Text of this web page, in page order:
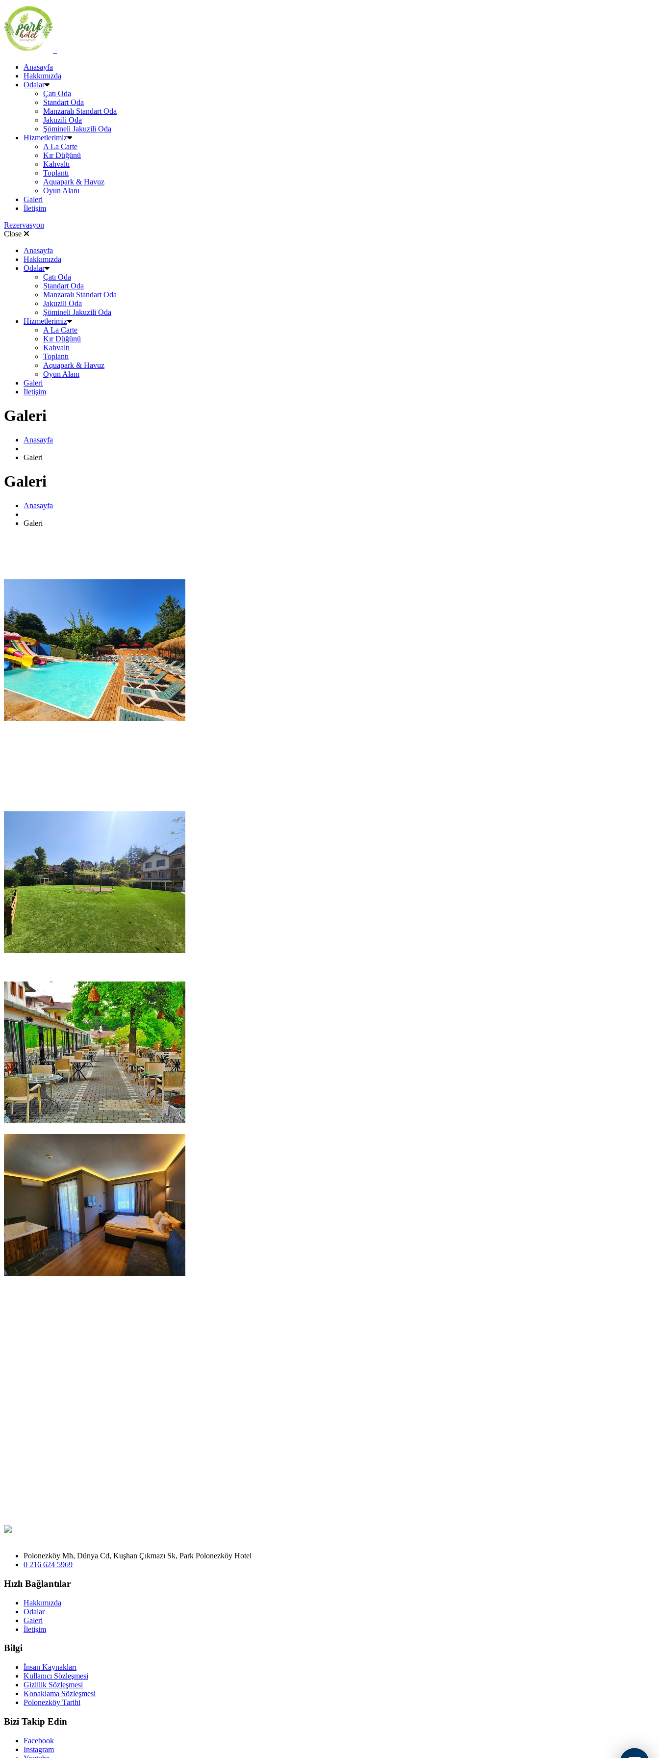
Anasayfa
Hakkımızda
Odalar
Çatı Oda
Standart Oda
Manzaralı Standart Oda
Jakuzili Oda
Şömineli Jakuzili Oda
Hizmetlerimiz
A La Carte
Kır Düğünü
Kahvaltı
Toplantı
Aquapark & Havuz
Oyun Alanı
Galeri
İletişim
Rezervasyon
Close
Anasayfa
Hakkımızda
Odalar
Çatı Oda
Standart Oda
Manzaralı Standart Oda
Jakuzili Oda
Şömineli Jakuzili Oda
Hizmetlerimiz
A La Carte
Kır Düğünü
Kahvaltı
Toplantı
Aquapark & Havuz
Oyun Alanı
Galeri
İletişim
Galeri
Anasayfa
Galeri
Galeri
Anasayfa
Galeri
Polonezköy Mh, Dünya Cd, Kuşhan Çıkmazı Sk, Park Polonezköy Hotel
0 216 624 5969
Hızlı Bağlantılar
Hakkımızda
Odalar
Galeri
İletişim
Bilgi
İnsan Kaynakları
Kullanıcı Sözleşmesi
Gizlilik Sözleşmesi
Konaklama Sözleşmesi
Polonezköy Tarihi
Bizi Takip Edin
Facebook
Instagram